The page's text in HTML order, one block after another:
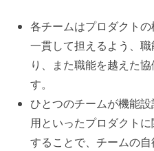
各チームはプロダクト
一貫して担えるよう、
り、また職能を越えた
す。
ひとつのチームが機能
用といったプロダクト
することで、チームの